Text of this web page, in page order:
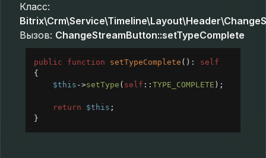
Класс:
Вызов: ChangeStreamButton::setTypeComplete
public function setTypeComplete (): self
{
$this ->setType ( self :: TYPE_COMPLETE );
return $this ;
}